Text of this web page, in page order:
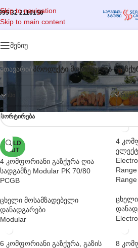
Skip to navigation
Skip to main content
32 2110150
მენიუ
მთავარი/ პროდუქტი მონიშნულია
ᲤᲐᲡᲘ
ᲡᲝᲠᲢᲘᲠᲔᲑᲐ
SOLD
OUT
4 კომფორიანი გაზქურა ღია
სადგამზე Modular PK 70/80
PCGB
ცხელი მოსამზადებელი
დანადგარები
Modular
4
6 კომფორიანი გაზქურა, გაზის
8